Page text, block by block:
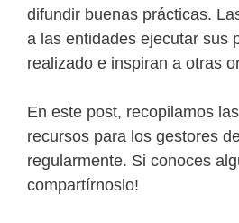
difundir buenas prácticas.
a las entidades ejecutar sus
realizado e inspiran a otras
En este post, recopilamos
recursos para los gestores
regularmente. Si conoces
compartírnoslo!